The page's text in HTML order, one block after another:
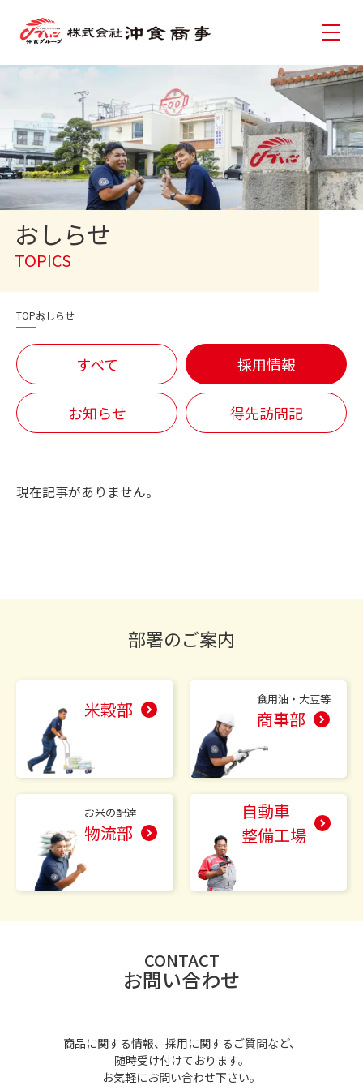
おしらせ
TOPICS
TOPおしらせ
すべて 採用情報
お知らせ 得先訪問記
現在記事がありません。
部署のご案内
米穀部 食用油・大豆等
商事部
お米の配達
物流部
自動車
整備工場
CONTACT
お問い合わせ
商品に関する情報、採用に関するご質問など、
随時受け付けております。
お気軽にお問い合わせ下さい。